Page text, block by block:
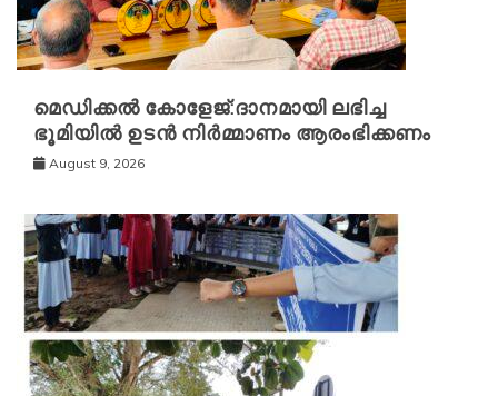
മെഡിക്കൽ കോളേജ്:ദാനമായി ലഭിച്ച
ഭൂമിയിൽ ഉടൻ നിർമ്മാണം ആരംഭിക്കണം
August 9, 2026